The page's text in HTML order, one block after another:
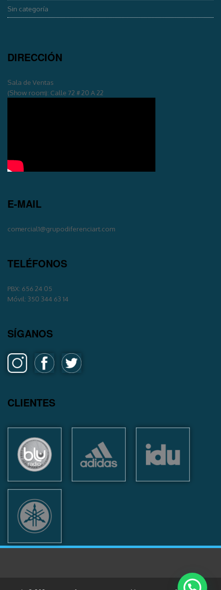
Sin categoría
DIRECCIÓN
Sala de Ventas
(Show room): Calle 72 # 20 A 22
E-MAIL
comercial1@grupodiferenciart.com
TELÉFONOS
PBX: 656 24 05
Móvil: 350 344 63 14
SÍGANOS
CLIENTES